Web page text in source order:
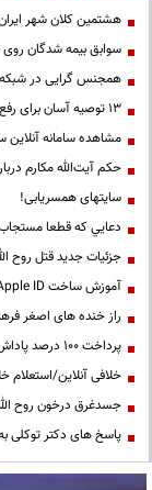
هشتمین کلان شهر
سوابق بیمه شدگان
همجنس گرایی در
13 توصیه آسان برای رفع بوی بد دهان
مشاهده سامانه آنلاين
حكم آيت‌الله مكارم
سایتهای همسریابی!
دعايي كه قطعا
جزئیات جدید قتل روح
آموزش ساخت Apple ID برای کاربران ایرانی
راز خنده های اصغر
پرداخت ۱۰۰ درصد پاداش پایان خدمت فرهنگیان
خلافی آنلاین/استعلام
جسدغرق درخون روح
پاسخ های دکتر توکلی